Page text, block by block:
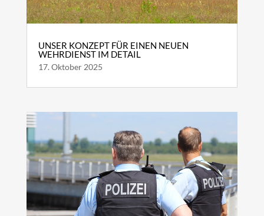
UNSER KONZEPT FÜR EINEN NEUEN
WEHRDIENST IM DETAIL
17. Oktober 2025